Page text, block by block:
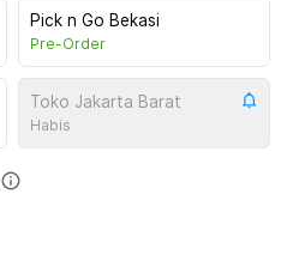
Pick n Go Bekasi
Pre-Order
Toko Jakarta Barat
Habis